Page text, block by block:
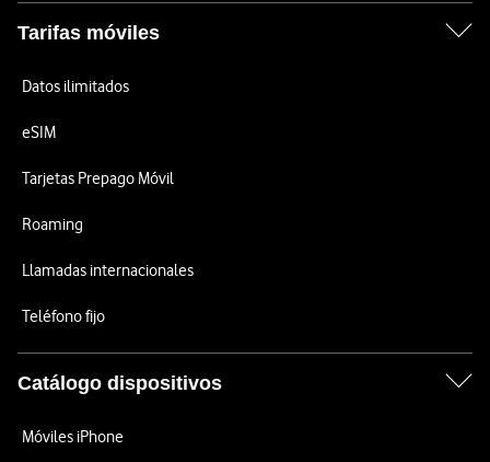
Tarifas móviles
Datos ilimitados
eSIM
Tarjetas Prepago Móvil
Roaming
Llamadas internacionales
Teléfono fijo
Catálogo dispositivos
Móviles iPhone